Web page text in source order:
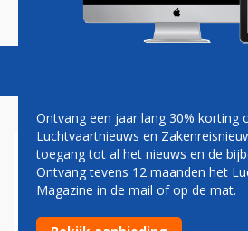
Magazine Podcasts
DOSSIERS
Coronavirus
Ontvang een jaar lang 30% korting
Luchtvaartnieuws en
toegang tot al het nieuws en de
Ontvang tevens 12 maanden het
Magazine in de mail of op de mat.